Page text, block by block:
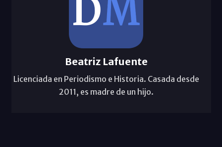
Beatriz Lafuente
Licenciada en Periodismo e Historia. Casada desde
2011, es madre de un hijo.